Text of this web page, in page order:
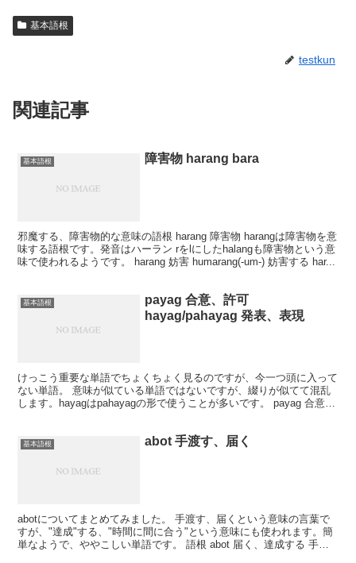
基本語根
testkun
関連記事
基本語根 障害物 harang bara
邪魔する、障害物的な意味の語根 harang 障害物 harangは障害物を意
味する語根です。発音はハーラン rをlにしたhalangも障害物という意
味で使われるようです。 harang 妨害 humarang(-um-) 妨害する har...
基本語根
payag 合意、許可
hayag/pahayag 発表、表現
けっこう重要な単語でちょくちょく見るのですが、今一つ頭に入って
ない単語。 意味が似ている単語ではないですが、綴りが似てて混乱
します。hayagはpahayagの形で使うことが多いです。 payag 合意、
基本語根 abot 手渡す、届く
abotについてまとめてみました。 手渡す、届くという意味の言葉で
すが、"達成"する、"時間に間に合う"という意味にも使われます。簡
単なようで、ややこしい単語です。 語根 abot 届く、達成する 手渡